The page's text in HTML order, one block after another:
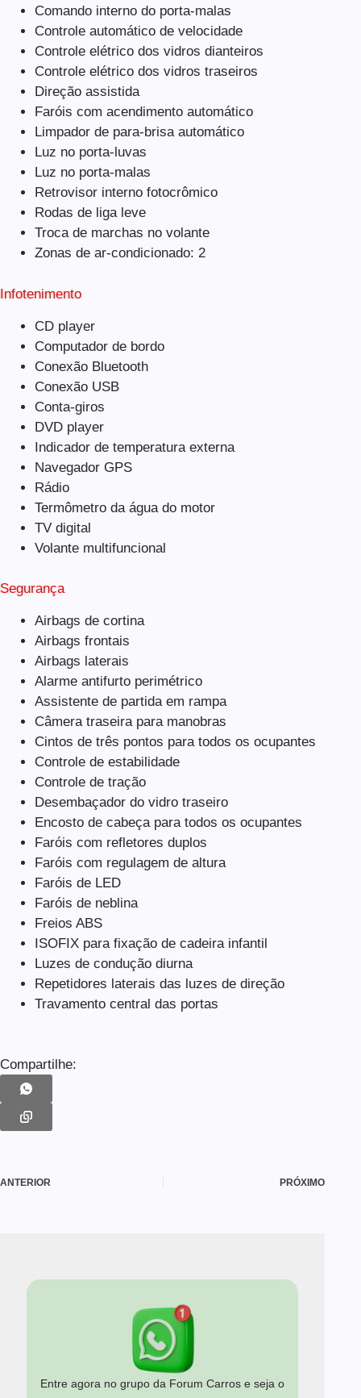
Comando interno do porta-malas
Controle automático de velocidade
Controle elétrico dos vidros dianteiros
Controle elétrico dos vidros traseiros
Direção assistida
Faróis com acendimento automático
Limpador de para-brisa automático
Luz no porta-luvas
Luz no porta-malas
Retrovisor interno fotocrômico
Rodas de liga leve
Troca de marchas no volante
Zonas de ar-condicionado: 2
Infotenimento
CD player
Computador de bordo
Conexão Bluetooth
Conexão USB
Conta-giros
DVD player
Indicador de temperatura externa
Navegador GPS
Rádio
Termômetro da água do motor
TV digital
Volante multifuncional
Segurança
Airbags de cortina
Airbags frontais
Airbags laterais
Alarme antifurto perimétrico
Assistente de partida em rampa
Câmera traseira para manobras
Cintos de três pontos para todos os ocupantes
Controle de estabilidade
Controle de tração
Desembaçador do vidro traseiro
Encosto de cabeça para todos os ocupantes
Faróis com refletores duplos
Faróis com regulagem de altura
Faróis de LED
Faróis de neblina
Freios ABS
ISOFIX para fixação de cadeira infantil
Luzes de condução diurna
Repetidores laterais das luzes de direção
Travamento central das portas
Compartilhe:
ANTERIOR PRÓXIMO
Entre agora no grupo da Forum Carros e seja o